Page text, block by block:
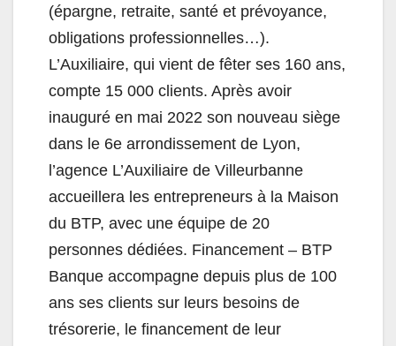
(épargne, retraite, santé et prévoyance,
obligations professionnelles…).
L’Auxiliaire, qui vient de fêter ses 160 ans,
compte 15 000 clients. Après avoir
inauguré en mai 2022 son nouveau siège
dans le 6e arrondissement de Lyon,
l’agence L’Auxiliaire de Villeurbanne
accueillera les entrepreneurs à la Maison
du BTP, avec une équipe de 20
personnes dédiées. Financement – BTP
Banque accompagne depuis plus de 100
ans ses clients sur leurs besoins de
trésorerie, le financement de leur